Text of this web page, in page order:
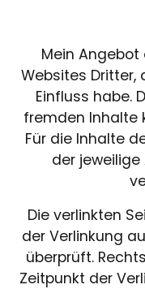
Mein Angebot
Websites Dritter,
Einfluss habe.
fremden Inhalte
Für die Inhalte
der
Die verlinkten
der Verlinkung
überprüft.
Zeitpunkt der